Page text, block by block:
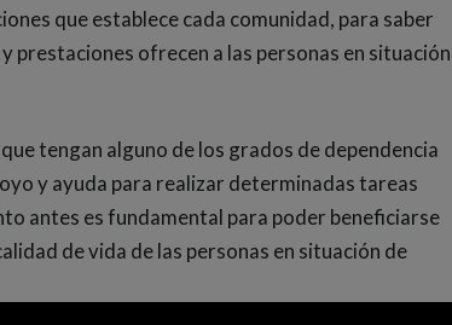
que establece cada comunidad, para saber
prestaciones ofrecen a las personas en situación
tengan alguno de los grados de dependencia
y ayuda para realizar determinadas tareas
antes es fundamental para poder beneficiarse
de vida de las personas en situación de